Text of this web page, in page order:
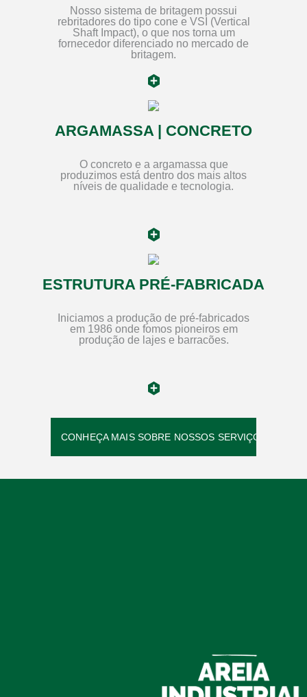
Nosso sistema de britagem possui
rebritadores do tipo cone e VSI (Vertical
Shaft Impact), o que nos torna um
fornecedor diferenciado no mercado de
britagem.
ARGAMASSA | CONCRETO
O concreto e a argamassa que
produzimos está dentro dos mais altos
níveis de qualidade e tecnologia.
ESTRUTURA PRÉ-FABRICADA
Iniciamos a produção de pré-fabricados
em 1986 onde fomos pioneiros em
produção de lajes e barracões.
CONHEÇA MAIS SOBRE NOSSOS SERVIÇOS